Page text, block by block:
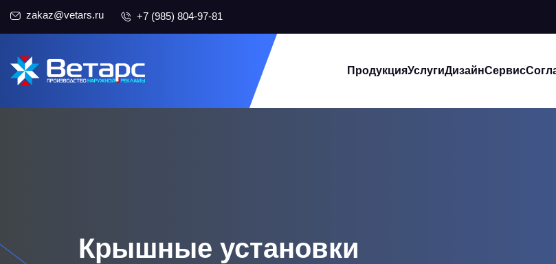
zakaz@vetars.ru +7 (985) 804-97-81
ПродукцияУслугиДизайнСервис
Крышные установки